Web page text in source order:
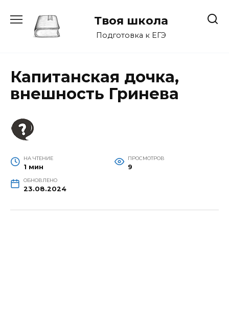
содержанию
Твоя школа
Подготовка к ЕГЭ
Капитанская дочка,
внешность Гринева
НА ЧТЕНИЕ
1 мин
ПРОСМОТРОВ
9
ОБНОВЛЕНО
23.08.2024